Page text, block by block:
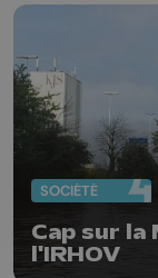
SOCIÉTÉ
Cap sur la
l'IRHOV